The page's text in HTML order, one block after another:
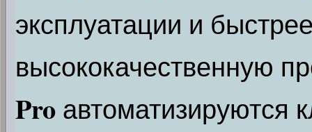
эксплуатации и
высококачественную
Pro автоматизируются